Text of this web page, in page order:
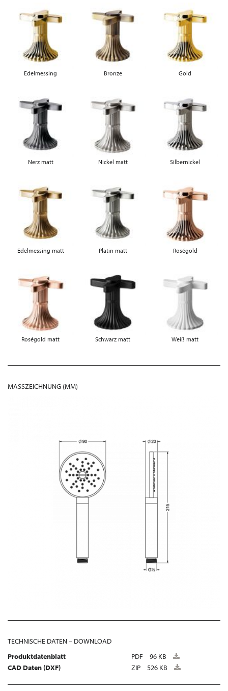
Edelmessing Bronze Gold
Nerz matt Nickel matt Silbernickel
Edelmessing matt Platin matt Roségold
Roségold matt Schwarz matt Weiß matt
MASSZEICHNUNG (MM)
TECHNISCHE DATEN – DOWNLOAD
Produktdatenblatt
PDF
96 KB
CAD Daten (DXF)
ZIP 526 KB